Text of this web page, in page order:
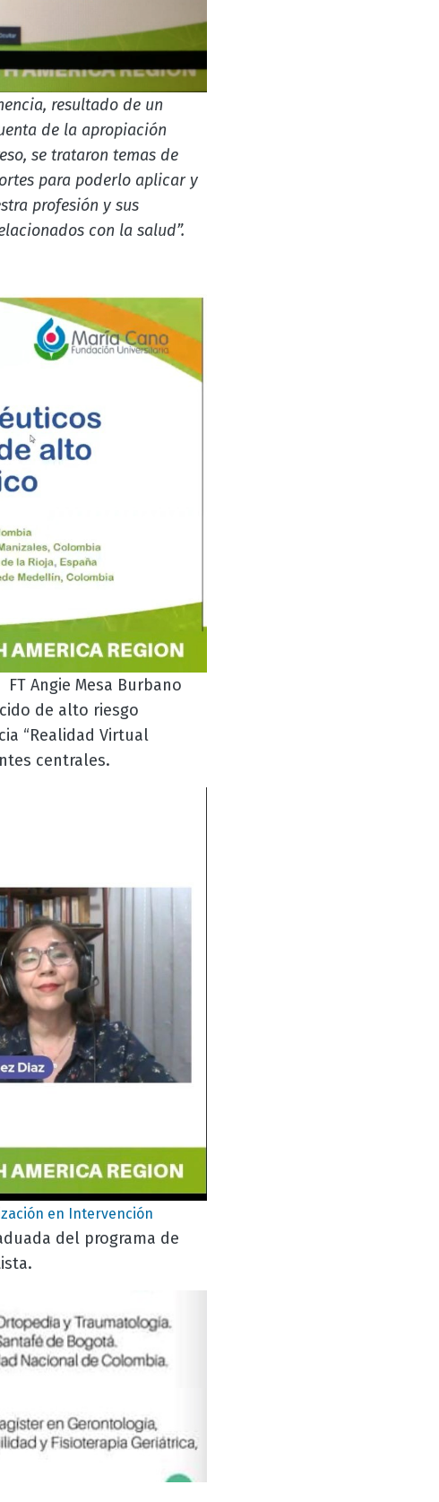
resultado de un
de la apropiación
se trataron temas de
para poderlo aplicar y
profesión y sus
con la salud”.
FT Angie Mesa Burbano
de alto riesgo
“Realidad Virtual
centrales.
en Intervención
del programa de